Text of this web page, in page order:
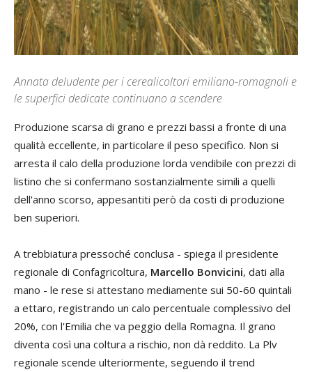
Annata deludente per i cerealicoltori emiliano-romagnoli e
le superfici dedicate continuano a scendere
Produzione scarsa di grano e prezzi bassi a fronte di una
qualità eccellente, in particolare il peso specifico. Non si
arresta il calo della produzione lorda vendibile con prezzi di
listino che si confermano sostanzialmente simili a quelli
dell'anno scorso, appesantiti però da costi di produzione
ben superiori.
A trebbiatura pressoché conclusa - spiega il presidente
regionale di Confagricoltura, Marcello Bonvicini, dati alla
mano - le rese si attestano mediamente sui 50-60 quintali
a ettaro, registrando un calo percentuale complessivo del
20%, con l'Emilia che va peggio della Romagna. Il grano
diventa così una coltura a rischio, non dà reddito. La Plv
regionale scende ulteriormente, seguendo il trend